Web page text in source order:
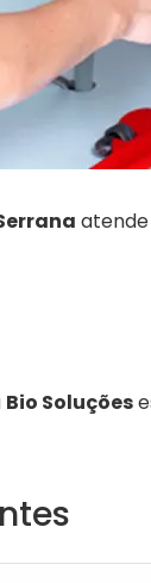
atende
Bio Soluções